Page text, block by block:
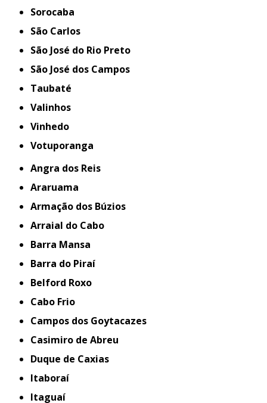
Sorocaba
São Carlos
São José do Rio Preto
São José dos Campos
Taubaté
Valinhos
Vinhedo
Votuporanga
Angra dos Reis
Araruama
Armação dos Búzios
Arraial do Cabo
Barra Mansa
Barra do Piraí
Belford Roxo
Cabo Frio
Campos dos Goytacazes
Casimiro de Abreu
Duque de Caxias
Itaboraí
Itaguaí